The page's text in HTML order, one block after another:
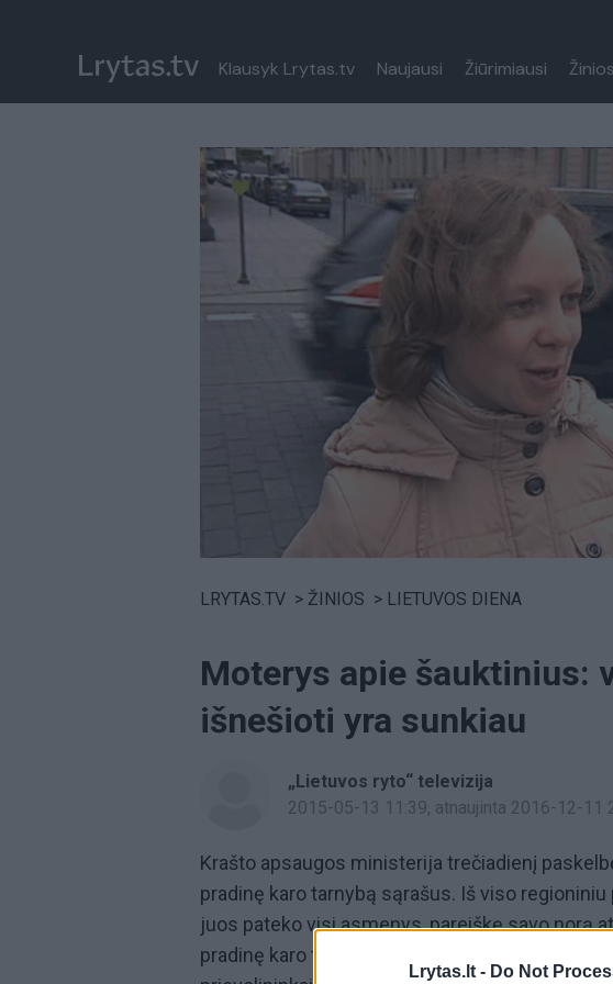
Lrytas.lt - Do Not
Klausyk Lrytas.tv Naujausi Žiūrimiausi Žinios
Paremkite Ukrainą
LRYTAS.TV > ŽINIOS > LIETUVOS DIENA
Moterys apie šauktinius:
išnešioti yra sunkiau
„Lietuvos ryto“ televizija
2015-05-13 11:39, atnaujinta 2016-12-11
Krašto apsaugos ministerija trečiadienį
pradinę karo tarnybą sąrašus. Iš viso
juos pateko visi asmenys, pareiškę savo norą
pradinę karo tarnybą ir atsitiktine elektronine